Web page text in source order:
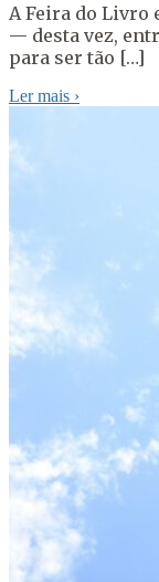
A Feira do Livro
— desta vez,
para ser tão […]
Ler mais ›